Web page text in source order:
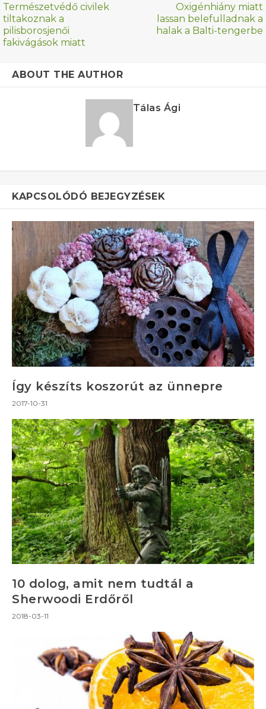
Természetvédő civilek
tiltakoznak a
pilisborosjenői
fakivágások miatt
Oxigénhiány miatt
lassan belefulladnak a
halak a Balti-tengerbe
ABOUT THE AUTHOR
Tálas Ági
KAPCSOLÓDÓ BEJEGYZÉSEK
Így készíts koszorút az ünnepre
2017-10-31
10 dolog, amit nem tudtál a
Sherwoodi Erdőről
2018-03-11